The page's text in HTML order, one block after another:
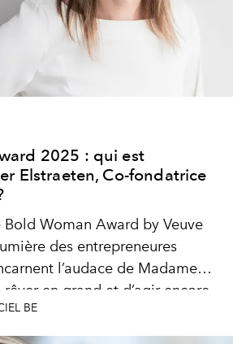
2025 : qui est
Elstraeten, Co-fondatrice
Bold Woman Award by Veuve
des entrepreneures
l’audace de Madame
en grand et d’agir encore
découvrez chaque jour
belges 2025, entre parcours
BE